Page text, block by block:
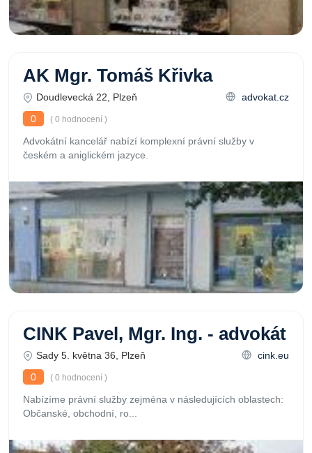
AK Mgr. Tomáš Křivka
Doudlevecká 22, Plzeň
advokat.cz
0
( 0 hodnocení )
Advokátní kancelář nabízí komplexní právní služby v
českém a aniglickém jazyce.
CINK Pavel, Mgr. Ing. - advokát
Sady 5. května 36, Plzeň
cink.eu
0
( 0 hodnocení )
Nabízíme právní služby zejména v následujících oblastech:
Občanské, obchodní, ro...